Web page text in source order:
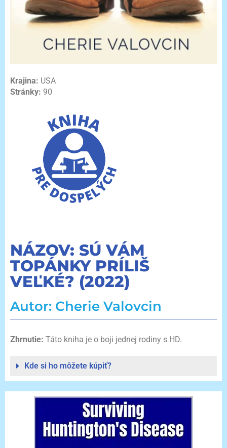
Krajina: USA
Stránky: 90
NÁZOV: SÚ VÁM
TOPÁNKY PRÍLIŠ
VEĽKÉ? (2022)
Autor: Cherie Valovcin
Zhrnutie: Táto kniha je o boji jednej rodiny s HD.
Kde si ho môžete kúpiť?